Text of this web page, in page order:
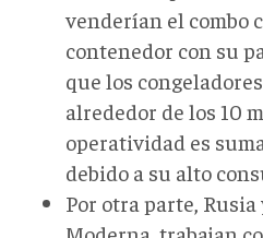
venderían el combo
contenedor con su
que los
alrededor de los 10
operatividad es
debido a su alto
Por otra parte,